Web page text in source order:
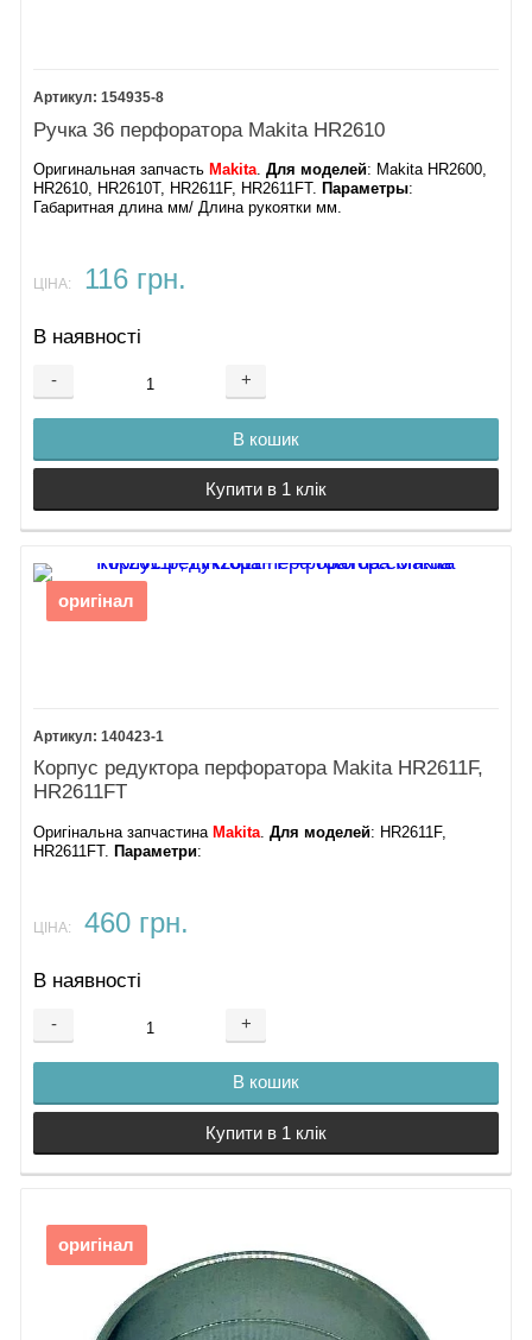
154935-8
Ручка 36 перфоратора Makita HR2610
Оригинальная запчасть Makita.Для моделей: Makita HR2600,
HR2610, HR2610T, HR2611F, HR2611FT​​. Параметры:
Габаритная длина мм/ Длина рукоятки мм.
ЦІНА: 116 грн.
В наявності
- +
В кошик
Купити в 1 клік
оригінал
140423-1
Корпус редуктора перфоратора Makita HR2611F,
HR2611FT
Оригінальна запчастина Makita.Для моделей: HR2611F,
HR2611FT. Параметри:
ЦІНА: 460 грн.
В наявності
- +
В кошик
Купити в 1 клік
оригінал